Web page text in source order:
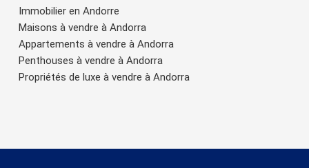
Immobilier en Andorre
Maisons à vendre à Andorra
Appartements à vendre à Andorra
Penthouses à vendre à Andorra
Propriétés de luxe à vendre à Andorra